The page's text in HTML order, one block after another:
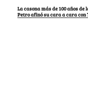
La casona más de 100 años
Petro afinó su cara a cara con